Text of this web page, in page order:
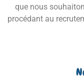
que nous
procédant au